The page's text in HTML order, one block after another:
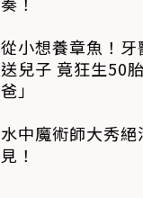
從小想養章魚！
送兒子 竟狂生50
爸」
水中魔術師大秀
見！